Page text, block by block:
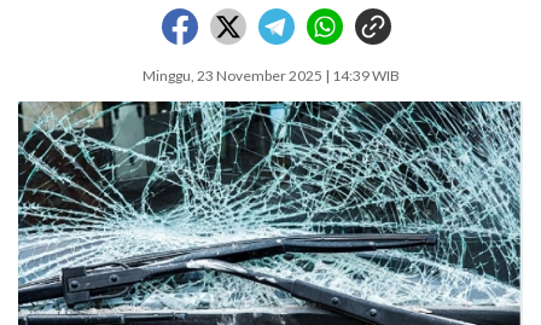
Minggu, 23 November 2025 | 14:39 WIB